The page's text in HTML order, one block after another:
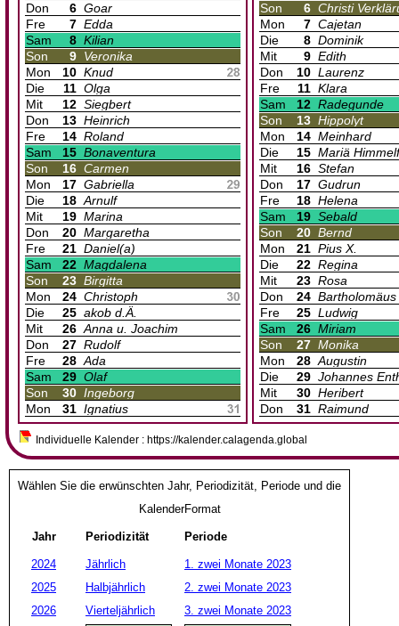
Don
6 Goar
Fre
7 Edda
Sam
8 Kilian
Son
9 Veronika
Mon
10 Knud
Die
11 Olga
Mit
12 Siegbert
Don
13 Heinrich
Fre
14 Roland
Sam
15 Bonaventura
Son
16 Carmen
Mon
17 Gabriella
Die
18 Arnulf
Mit
19 Marina
Don
20 Margaretha
Fre
21 Daniel(a)
Sam
22 Magdalena
Son
23 Birgitta
Mon
24 Christoph
Die
25 akob d.Ä.
Mit
26 Anna u. Joachim
Don
27 Rudolf
Fre
28 Ada
Sam
29 Olaf
Son
30 Ingeborg
Mon
31 Ignatius
Son
6 Christi
Mon
7 Cajetan
Die
8 Dominik
Mit
9 Edith
Don
10 Laurenz
Fre
11 Klara
Sam
12 Radegunde
Son
13 Hippolyt
Mon
14 Meinhard
Die
15 Mariä
Mit
16 Stefan
Don
17 Gudrun
Fre
18 Helena
Sam
19 Sebald
Son
20 Bernd
Mon
21 Pius X.
Die
22 Regina
Mit
23 Rosa
Don
24 Bartholomäus
Fre
25 Ludwig
Sam
26 Miriam
Son
27 Monika
Mon
28 Augustin
Die
29 Johannes
Mit
30 Heribert
Don
31 Raimund
Individuelle Kalender : https://kalender.calagenda.global
Wählen Sie die erwünschten Jahr, Periodizität, Periode und die
KalenderFormat
Jahr
2024
2025
2026
Periodizität
Jährlich
Halbjährlich
Vierteljährlich
Periode
1. zwei Monate 2023
2. zwei Monate 2023
3. zwei Monate 2023